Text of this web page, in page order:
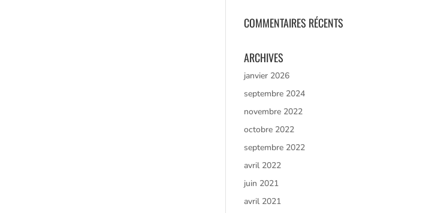
COMMENTAIRES RÉCENTS
ARCHIVES
janvier 2026
septembre 2024
novembre 2022
octobre 2022
septembre 2022
avril 2022
juin 2021
avril 2021